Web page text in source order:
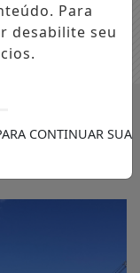
BUSCAR
Para
desabilite seu
CONTINUAR SUA